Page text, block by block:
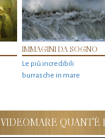
IMMAGINI DA SOGNO
Le più incredibili
burrasche in mare
VIDEOMARE QUANT'È